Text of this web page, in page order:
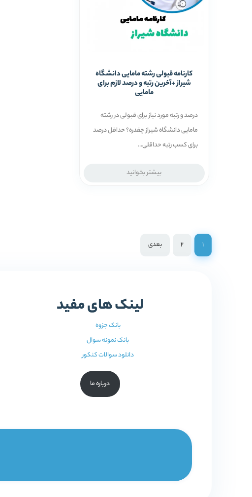
کارنامه قبولی رشته مامایی دانشگاه
شیراز +آخرین رتبه و درصد لازم برای
مامایی
درصد و رتبه مورد نیاز برای قبولی در رشته
مامایی دانشگاه شیراز چقدره؟ حداقل درصد
برای کسب رتبه حداقلی...
بیشتر بخوانید
1
2 بعدی
لینک های مفید
بانک جزوه
بانک نمونه سوال
دانلود سوالات کنکور
درباره ما